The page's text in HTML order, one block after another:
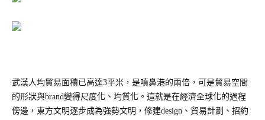
武漢人均貿易面積已高達3平米，是噴鼻港的兩倍，可是貿易空間
的形狀與brand變得尺度化、均質化。這就是在經濟全球化的過程
傍邊，東方文明逐步成為強勢文明，修建design、貿易計劃、招約